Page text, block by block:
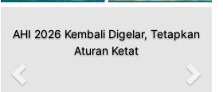
AHI 2026 Kembali Digelar, Tetapkan
Aturan Ketat